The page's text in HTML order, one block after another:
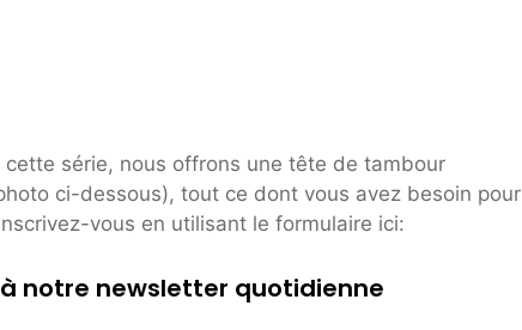
série, nous offrons une tête de tambour
ci-dessous), tout ce dont vous avez besoin pour
vous en utilisant le formulaire ici:
notre newsletter quotidienne